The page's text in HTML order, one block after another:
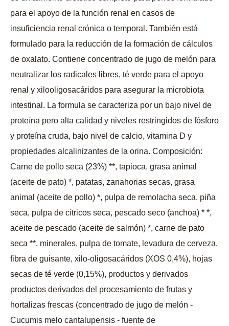
para el apoyo de la función renal en casos de
insuficiencia renal crónica o temporal. También está
formulado para la reducción de la formación de cálculos
de oxalato. Contiene concentrado de jugo de melón para
neutralizar los radicales libres, té verde para el apoyo
renal y xilooligosacáridos para asegurar la microbiota
intestinal. La formula se caracteriza por un bajo nivel de
proteína pero alta calidad y niveles restringidos de fósforo
y proteína cruda, bajo nivel de calcio, vitamina D y
propiedades alcalinizantes de la orina. Composición:
Carne de pollo seca (23%) **, tapioca, grasa animal
(aceite de pato) *, patatas, zanahorias secas, grasa
animal (aceite de pollo) *, pulpa de remolacha seca, piña
seca, pulpa de cítricos seca, pescado seco (anchoa) * *,
aceite de pescado (aceite de salmón) *, carne de pato
seca **, minerales, pulpa de tomate, levadura de cerveza,
fibra de guisante, xilo-oligosacáridos (XOS 0,4%), hojas
secas de té verde (0,15%), productos y derivados
productos derivados del procesamiento de frutas y
hortalizas frescas (concentrado de jugo de melón -
Cucumis melo cantalupensis - fuente de